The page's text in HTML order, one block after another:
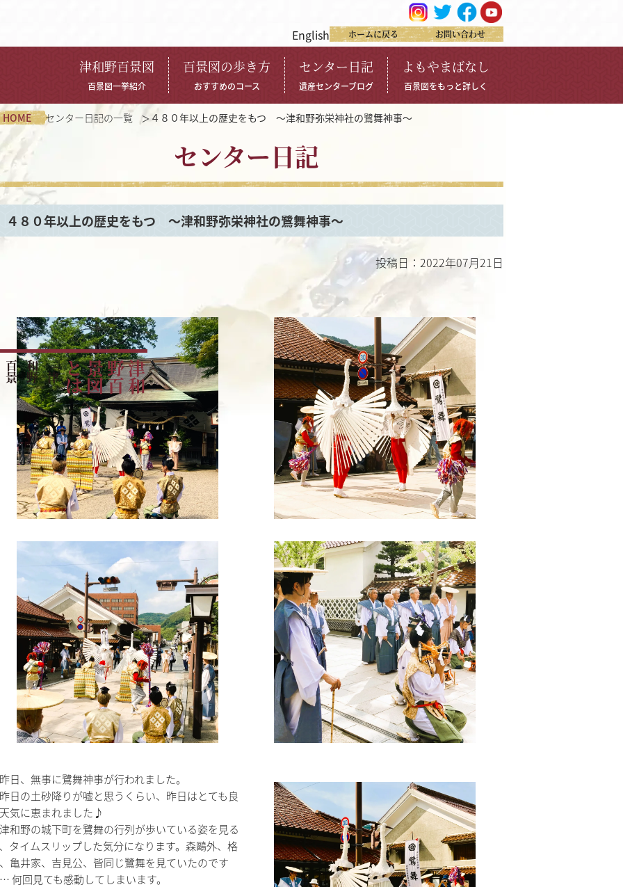
English ホームに戻る お問い合わせ
津
和
野
百
景
図
と
は
「
津
和
野
百
景
図
」
を
読
み
解
津和野百景図
百景図一挙紹介
百景図の歩き方
おすすめのコース
センター日記
遺産センターブログ
よもやまばなし
百景図をもっと詳しく
HOME センター日記の一覧 ４８０年以上の歴史をもつ ～津和野弥栄神社の鷺舞神事～
センター日記
４８０年以上の歴史をもつ ～津和野弥栄神社の鷺舞神事～
投稿日：2022年07月21日
日、無事に鷺舞神事が行われました。
日の土砂降りが嘘と思うくらい、昨日はとても良
気に恵まれました♪
和野の城下町を鷺舞の行列が歩いている姿を見る
タイムスリップした気分になります。森鷗外、格
亀井家、吉見公、皆同じ鷺舞を見ていたのです
何回見ても感動してしまいます。